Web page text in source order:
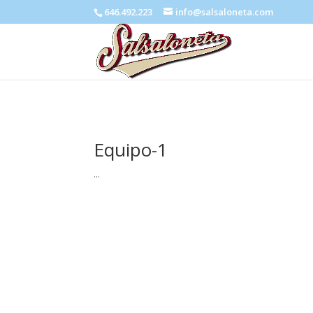
646.492.223 info@salsaloneta.com
Equipo-1
...